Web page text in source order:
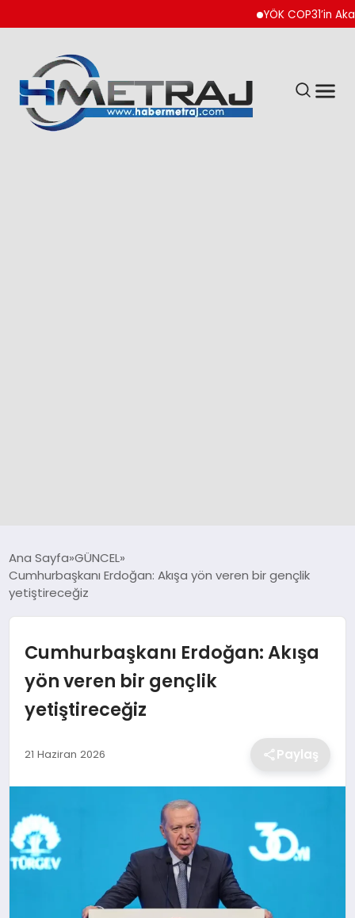
YÖK COP31’in
SPOR
DÜNYA
SİYASET
MAGAZİN
TEKNOLOJİ
Ana Sayfa GÜNCEL
Cumhurbaşkanı Erdoğan: Akışa yön veren bir gençlik
yetiştireceğiz
Cumhurbaşkanı Erdoğan: Akışa
yön veren bir gençlik
yetiştireceğiz
21 Haziran 2026 Paylaş